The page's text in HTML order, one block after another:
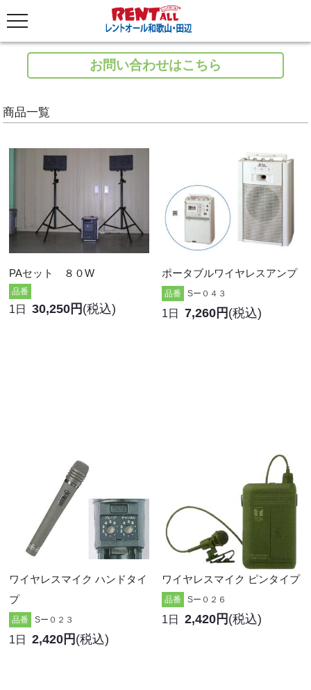
お問い合わせはこちら
商品一覧
PAセット ８０W
品番
1日 30,250円 (税込)
ポータブルワイヤレスアンプ
品番 Sー０４３
1日 7,260円 (税込)
ワイヤレスマイク ハンドタイ
プ
品番 Sー０２３
1日 2,420円 (税込)
ワイヤレスマイク ピンタイプ
品番 Sー０２６
1日 2,420円 (税込)